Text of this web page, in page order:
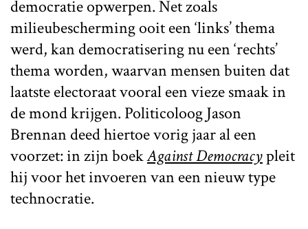
democratie opwerpen. Net zoals
milieubescherming ooit een ‘links’ thema
werd, kan democratisering nu een ‘rechts’
thema worden, waarvan mensen buiten dat
laatste electoraat vooral een vieze smaak in
de mond krijgen. Politicoloog Jason
Brennan deed hiertoe vorig jaar al een
voorzet: in zijn boekAgainst Democracypleit
hij voor het invoeren van een nieuw type
technocratie.